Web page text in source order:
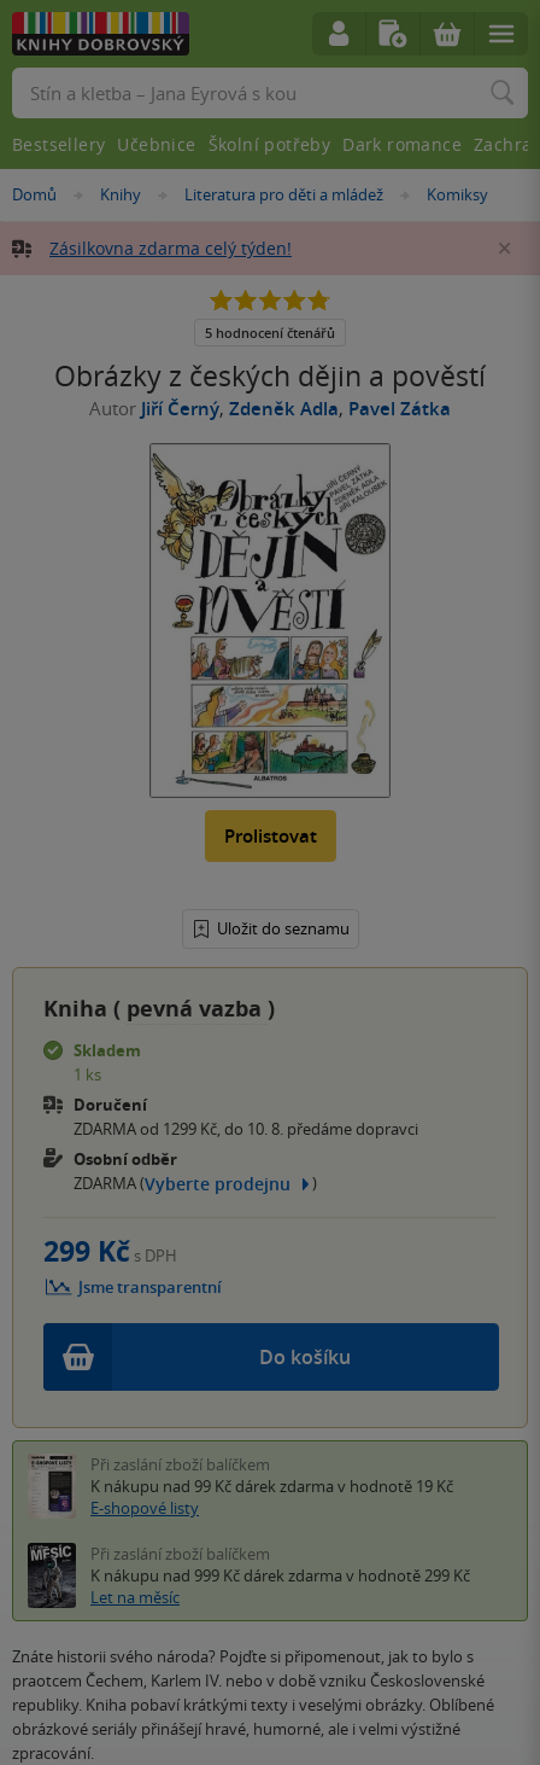
Nacházíte
zde:
Domů »
Knihy »
Literatura pro děti a mládež »
Komiksy
Zásilkovna zdarma celý týden!
Obrázky z českých dějin a pověstí
Autor Jiří Černý, Zdeněk Adla, Pavel Zátka
Prolistovat
Uložit do seznamu
4.8
5
5 hodnocení čtenářů
Kniha ( pevná vazba )
Skladem
1 ks
Doručení
ZDARMA od 1299 Kč, do 10. 8. předáme dopravci
Osobní odběr
ZDARMA (Vyberte prodejnu )
Do košíku
299 Kč s DPH
Jsme transparentní
Při zaslání zboží balíčkem
K nákupu nad 99 Kč dárek zdarma v hodnotě 19 Kč
E-shopové listy
Při zaslání zboží balíčkem
K nákupu nad 999 Kč dárek zdarma v hodnotě 299 Kč
Let na měsíc
Znáte historii svého národa? Pojďte si připomenout, jak to bylo s
praotcem Čechem, Karlem IV. nebo v době vzniku Československé
republiky. Kniha pobaví krátkými texty i veselými obrázky. Oblíbené
obrázkové seriály přinášejí hravé, humorné, ale i velmi výstižné
zpracování.
Vyhledávání
Bestsellery Učebnice Školní potřeby Dark romance